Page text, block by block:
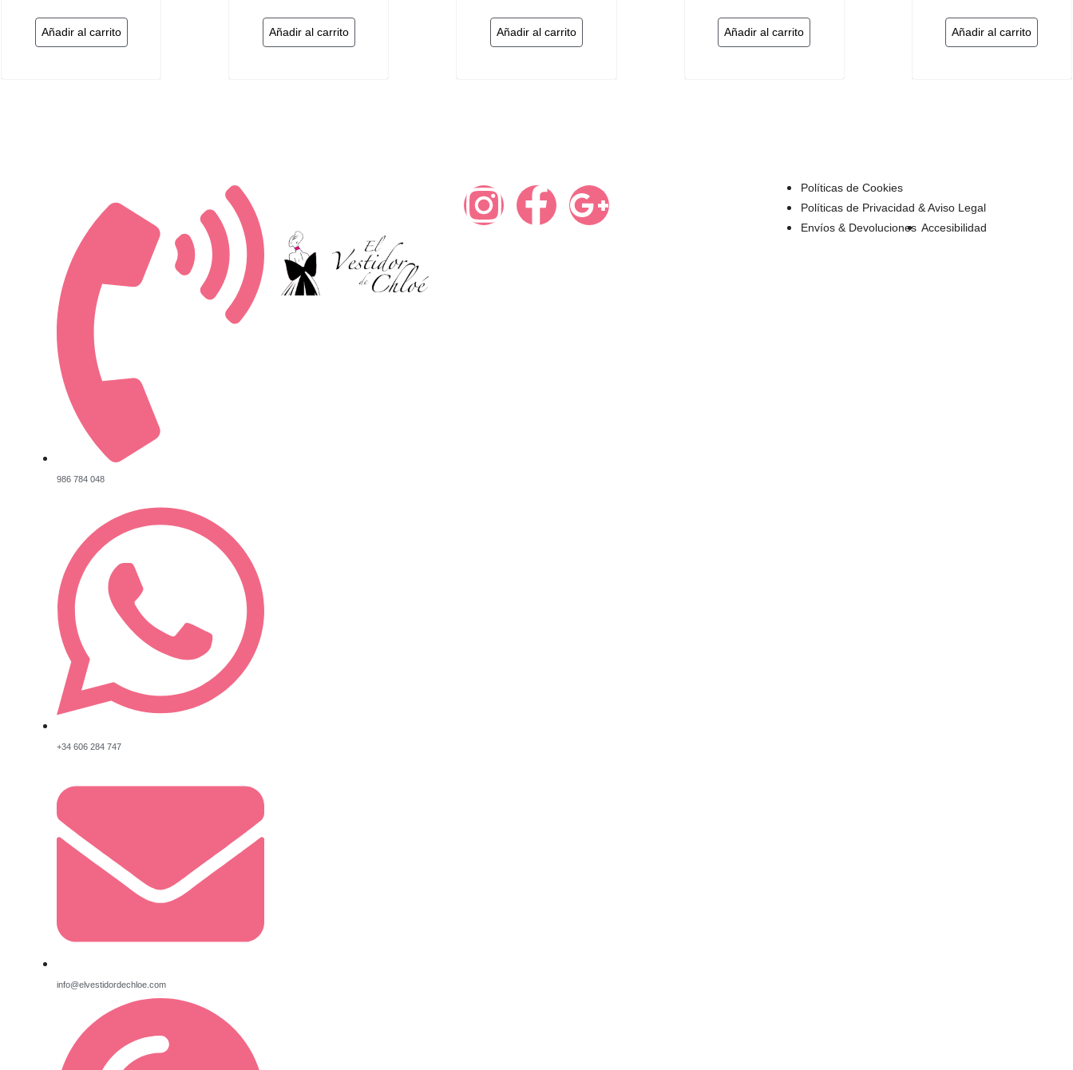
Añadir al carrito Añadir al carrito Añadir al carrito Añadir al carrito Añadir al carrito
986 784 048
+34 606 284 747
info@elvestidordechloe.com
Políticas de Cookies
Políticas de Privacidad & Aviso Legal
Envíos & Devoluciones Accesibilidad